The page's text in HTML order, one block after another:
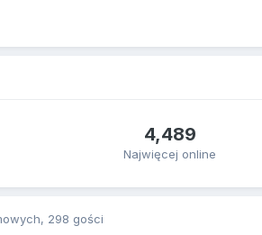
4,489
Najwięcej online
298 gości